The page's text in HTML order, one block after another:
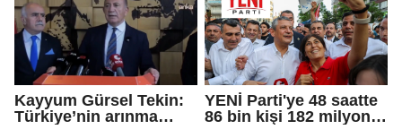
Kayyum Gürsel Tekin:
Türkiye’nin arınma
YENİ Parti'ye 48 saatte
86 bin kişi 182 milyon